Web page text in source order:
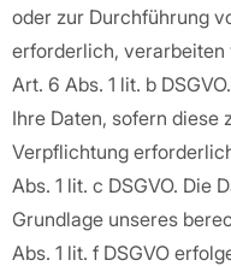
oder zur Durchführung
erforderlich, verarbeiten
Art. 6 Abs. 1 lit. b
Ihre Daten, sofern diese
Verpflichtung
Abs. 1 lit. c DSGVO. Die
Grundlage unseres
Abs. 1 lit. f DSGVO